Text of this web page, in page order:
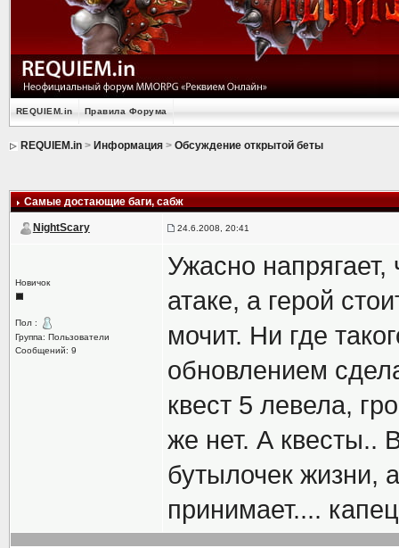
REQUIEM.in Правила Форума
REQUIEM.in> Информация> Обсуждение открытой беты
Самые достающие баги, сабж
NightScary 24.6.2008, 20:41
Новичок
Пол :
Группа: Пользователи
Сообщений: 9
Ужасно
атаке, а герой
мочит. Ни где
обновлением
квест 5 левела,
же нет. А квесты..
бутылочек жизни,
принимает....